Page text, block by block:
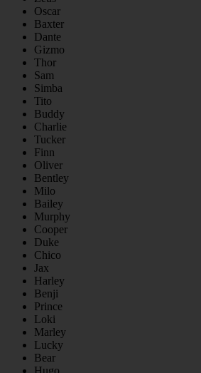
Oscar
Baxter
Dante
Gizmo
Thor
Sam
Simba
Tito
Buddy
Charlie
Tucker
Finn
Oliver
Bentley
Milo
Bailey
Murphy
Cooper
Duke
Chico
Jax
Harley
Benji
Prince
Loki
Marley
Lucky
Bear